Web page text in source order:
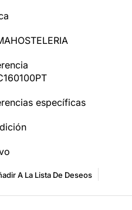
específicas
A La Lista De Deseos